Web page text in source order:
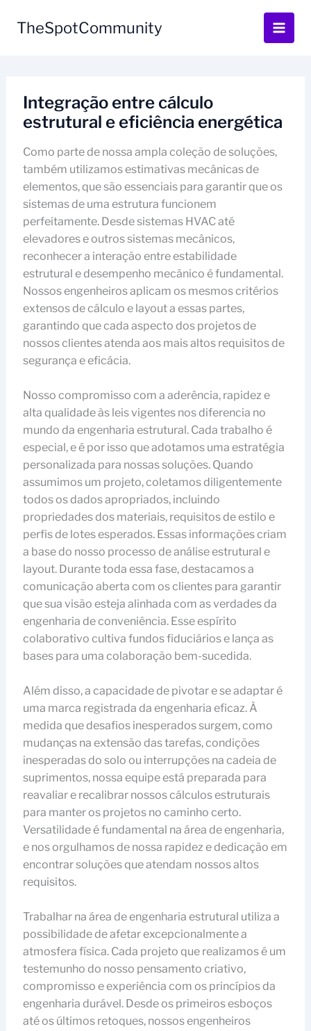
TheSpotCommunity
Integração entre cálculo
estrutural e eficiência energética
Como parte de nossa ampla coleção de soluções,
também utilizamos estimativas mecânicas de
elementos, que são essenciais para garantir que os
sistemas de uma estrutura funcionem
perfeitamente. Desde sistemas HVAC até
elevadores e outros sistemas mecânicos,
reconhecer a interação entre estabilidade
estrutural e desempenho mecânico é fundamental.
Nossos engenheiros aplicam os mesmos critérios
extensos de cálculo e layout a essas partes,
garantindo que cada aspecto dos projetos de
nossos clientes atenda aos mais altos requisitos de
segurança e eficácia.
Nosso compromisso com a aderência, rapidez e
alta qualidade às leis vigentes nos diferencia no
mundo da engenharia estrutural. Cada trabalho é
especial, e é por isso que adotamos uma estratégia
personalizada para nossas soluções. Quando
assumimos um projeto, coletamos diligentemente
todos os dados apropriados, incluindo
propriedades dos materiais, requisitos de estilo e
perfis de lotes esperados. Essas informações criam
a base do nosso processo de análise estrutural e
layout. Durante toda essa fase, destacamos a
comunicação aberta com os clientes para garantir
que sua visão esteja alinhada com as verdades da
engenharia de conveniência. Esse espírito
colaborativo cultiva fundos fiduciários e lança as
bases para uma colaboração bem-sucedida.
Além disso, a capacidade de pivotar e se adaptar é
uma marca registrada da engenharia eficaz. À
medida que desafios inesperados surgem, como
mudanças na extensão das tarefas, condições
inesperadas do solo ou interrupções na cadeia de
suprimentos, nossa equipe está preparada para
reavaliar e recalibrar nossos cálculos estruturais
para manter os projetos no caminho certo.
Versatilidade é fundamental na área de engenharia,
e nos orgulhamos de nossa rapidez e dedicação em
encontrar soluções que atendam nossos altos
requisitos.
Trabalhar na área de engenharia estrutural utiliza a
possibilidade de afetar excepcionalmente a
atmosfera física. Cada projeto que realizamos é um
testemunho do nosso pensamento criativo,
compromisso e experiência com os princípios da
engenharia durável. Desde os primeiros esboços
até os últimos retoques, nossos engenheiros